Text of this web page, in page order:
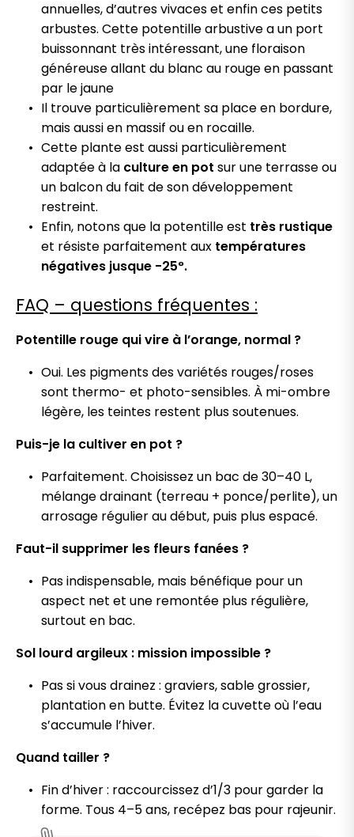
annuelles, d’autres vivaces et enfin ces petits
arbustes. Cette potentille arbustive a un port
buissonnant très intéressant, une floraison
généreuse allant du blanc au rouge en passant
par le jaune
Il trouve particulièrement sa place en bordure,
mais aussi en massif ou en rocaille.
Cette plante est aussi particulièrement
adaptée à la culture en pot sur une terrasse ou
un balcon du fait de son développement
restreint.
Enfin, notons que la potentille est très rustique
et résiste parfaitement aux températures
négatives jusque -25°.
FAQ – questions fréquentes :
Potentille rouge qui vire à l’orange, normal ?
Oui. Les pigments des variétés rouges/roses
sont thermo- et photo-sensibles. À mi-ombre
légère, les teintes restent plus soutenues.
Puis-je la cultiver en pot ?
Parfaitement. Choisissez un bac de 30–40 L,
mélange drainant (terreau + ponce/perlite), un
arrosage régulier au début, puis plus espacé.
Faut-il supprimer les fleurs fanées ?
Pas indispensable, mais bénéfique pour un
aspect net et une remontée plus régulière,
surtout en bac.
Sol lourd argileux : mission impossible ?
Pas si vous drainez : graviers, sable grossier,
plantation en butte. Évitez la cuvette où l’eau
s’accumule l’hiver.
Quand tailler ?
Fin d’hiver : raccourcissez d’1/3 pour garder la
forme. Tous 4–5 ans, recépez bas pour rajeunir.